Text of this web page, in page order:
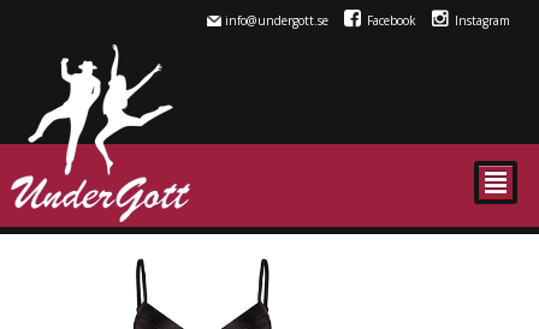
info@undergott.se Facebook Instagram
²